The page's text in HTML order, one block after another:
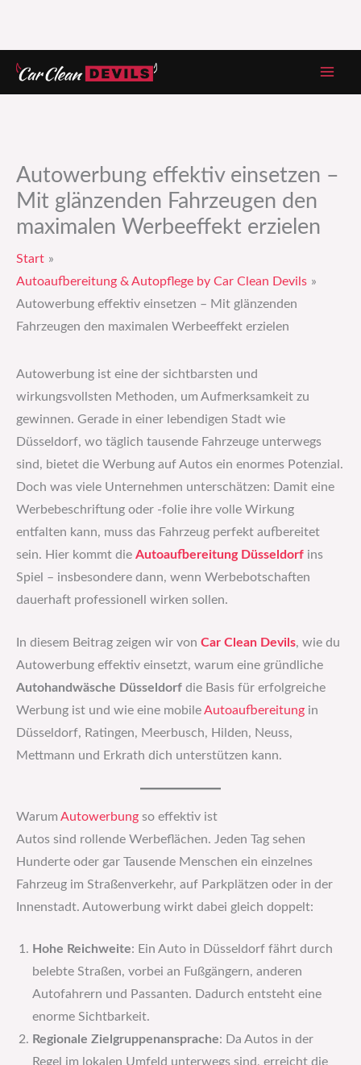
Zum
Inhalt
Autowerbung effektiv einsetzen –
Mit glänzenden Fahrzeugen den
maximalen Werbeeffekt erzielen
Start
Autoaufbereitung & Autopflege by Car Clean Devils
Autowerbung effektiv einsetzen – Mit glänzenden
Fahrzeugen den maximalen Werbeeffekt erzielen
Autowerbung ist eine der sichtbarsten und
wirkungsvollsten Methoden, um Aufmerksamkeit zu
gewinnen. Gerade in einer lebendigen Stadt wie
Düsseldorf, wo täglich tausende Fahrzeuge unterwegs
sind, bietet die Werbung auf Autos ein enormes Potenzial.
Doch was viele Unternehmen unterschätzen: Damit eine
Werbebeschriftung oder -folie ihre volle Wirkung
entfalten kann, muss das Fahrzeug perfekt aufbereitet
sein. Hier kommt die Autoaufbereitung Düsseldorf ins
Spiel – insbesondere dann, wenn Werbebotschaften
dauerhaft professionell wirken sollen.
In diesem Beitrag zeigen wir von Car Clean Devils, wie du
Autowerbung effektiv einsetzt, warum eine gründliche
Autohandwäsche Düsseldorf die Basis für erfolgreiche
Werbung ist und wie eine mobile Autoaufbereitung in
Düsseldorf, Ratingen, Meerbusch, Hilden, Neuss,
Mettmann und Erkrath dich unterstützen kann.
Warum Autowerbung so effektiv ist
Autos sind rollende Werbeflächen. Jeden Tag sehen
Hunderte oder gar Tausende Menschen ein einzelnes
Fahrzeug im Straßenverkehr, auf Parkplätzen oder in der
Innenstadt. Autowerbung wirkt dabei gleich doppelt:
Hohe Reichweite: Ein Auto in Düsseldorf fährt durch
belebte Straßen, vorbei an Fußgängern, anderen
Autofahrern und Passanten. Dadurch entsteht eine
enorme Sichtbarkeit.
Regionale Zielgruppenansprache: Da Autos in der
Regel im lokalen Umfeld unterwegs sind, erreicht die